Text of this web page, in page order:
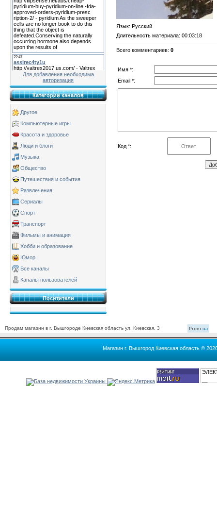
Для добавления необходима
авторизация
Категории каналов
Другое
Компьютерные игры
Красота и здоровье
Люди и блоги
Музыка
Общество
Путешествия и события
Развлечения
Сериалы
Спорт
Транспорт
Фильмы и анимация
Хобби и образование
Юмор
Все каналы
Каналы пользователей
Поситители
Язык: Русский
Длительность материала: 00:03:18
Всего комментариев: 0
Имя *:
Email *:
Код *:
Продам магазин в г. Вышгороде Киевская область ул. Киевская, 3 Prom.ua
Магазин г. Вышгород Киевская область ©